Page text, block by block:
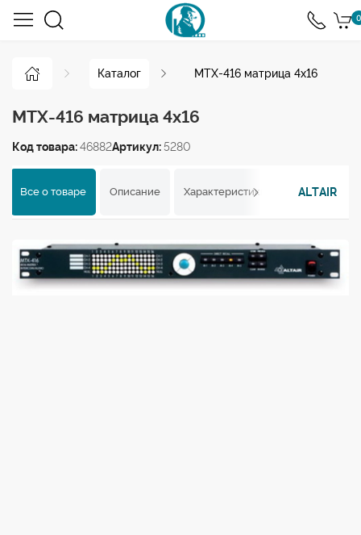
0
Каталог MTX-416 матрица 4х16
MTX-416 матрица 4х16
Код товара:46882Артикул: 5280
Все о товаре Описание Характеристики Отзывы
ALTAIR